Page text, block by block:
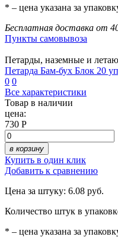
* – цена указана за
Бесплатная доставка от
Пункты самовывоза
Петарды, наземные и
Петарда Бам-бух Блок 20
0 0
Все характеристики
Товар в наличии
цена:
730 Р
в корзину
Купить в один клик
Добавить к сравнению
Цена за штуку: 6.08 руб.
Количество штук в
* – цена указана за